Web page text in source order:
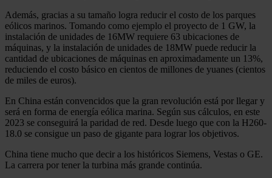
Además, gracias a su tamaño logra reducir el costo de los parques
eólicos marinos. Tomando como ejemplo el proyecto de 1 GW, la
instalación de unidades de 16MW requiere 63 ubicaciones de
máquinas, y la instalación de unidades de 18MW puede reducir la
cantidad de ubicaciones de máquinas en aproximadamente un 13%,
reduciendo el costo básico en cientos de millones de yuanes (cientos
de miles de euros).
En China están convencidos que la gran revolución está por llegar y
será en forma de energía eólica marina. Según sus cálculos, en este
2023 se conseguirá la paridad de red. Desde luego que con la H260-
18.0 se consigue un paso de gigante para lograr los objetivos.
China tiene mucho que decir a los históricos Siemens, Vestas o GE.
La carrera por tener la turbina más grande continúa.